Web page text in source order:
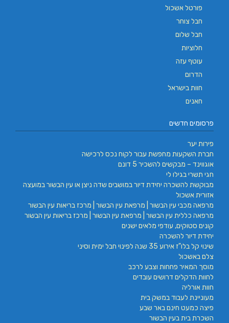
פורטל אשכול
חבל צוחר
חבל שלום
חלוציות
עוטף עזה
הדרום
חוות בישראל
חאנים
פרסומים חדשים
פירות יער
חברת השקעות מחפשת עבור לקוח נכס לרכישה
אוגווינד – מבקשים להשכיר 5 דונם
חגי תשרי בגילו לי
מבוקשת להשכרה יחידת דיור במושבים שדה ניצן או עין הבשור במועצה
אזורית אשכול
מרפאה מכבי עין הבשור | מרפאת עין הבשור | מרכז בריאות עין הבשור
מרפאה כללית עין הבשור | מרפאת עין הבשור | מרכז בריאות עין הבשור
קונים סטוקים, עודפי מלאים ישנים
יחידת דיור להשכרה
שינוי קל בלו"ז אירוע 35 שנה לפינוי חבל ימית וסיני
צלם באשכול
מוסך המאיר פחחות וצבע לרכב
לחוות הדקלים דרושים עובדים
חוות אורליה
מעוניינת לעבוד במשק בית
פיצה כמעט חינם באר שבע
השכרת בית בעין הבשור